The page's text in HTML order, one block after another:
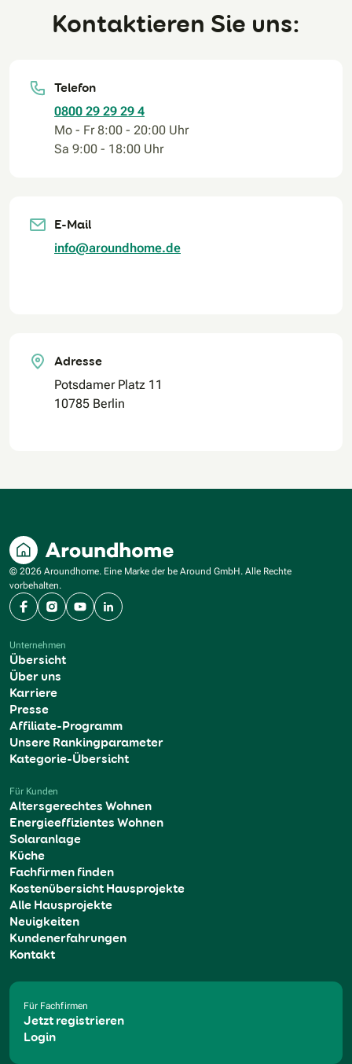
Kontaktieren Sie uns:
Telefon
0800 29 29 29 4
Mo - Fr 8:00 - 20:00 Uhr
Sa 9:00 - 18:00 Uhr
E-Mail
info@aroundhome.de
Adresse
Potsdamer Platz 11
10785 Berlin
© 2026 Aroundhome. Eine Marke der be Around GmbH. Alle Rechte
vorbehalten.
FacebookInstagram
YouTubeLinkedIn
Unternehmen
Übersicht
Über uns
Karriere
Presse
Affiliate-Programm
Unsere Rankingparameter
Kategorie-Übersicht
Für Kunden
Altersgerechtes Wohnen
Energieeffizientes Wohnen
Solaranlage
Küche
Fachfirmen finden
Kostenübersicht Hausprojekte
Alle Hausprojekte
Neuigkeiten
Kundenerfahrungen
Kontakt
Für Fachfirmen
Jetzt registrieren
Login